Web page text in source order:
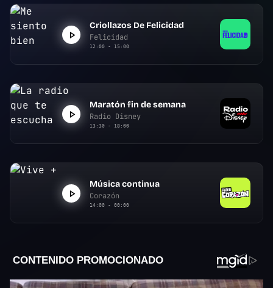
Criollazos De Felicidad
Felicidad
12:00 - 15:00
Maratón fin de semana
Radio Disney
13:30 - 18:00
Música continua
Corazón
14:00 - 00:00